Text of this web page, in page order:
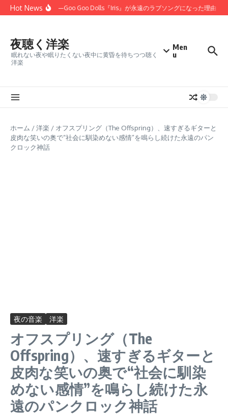
コンテンツへスキップ
Hot News
ほしかった」——Goo Goo Dolls『Iris』が永遠のラブソングになった理由
夜聴く洋楽
眠れない夜や眠りたくない夜中に黄昏を待ちつつ聴く
洋楽
Men
u
ホーム /洋楽 / オフスプリング（The Offspring）、速すぎるギターと
皮肉な笑いの奥で“社会に馴染めない感情”を鳴らし続けた永遠のパン
クロック神話
夜の音楽 洋楽
オフスプリング（The
Offspring）、速すぎるギターと
皮肉な笑いの奥で“社会に馴染
めない感情”を鳴らし続けた永
遠のパンクロック神話